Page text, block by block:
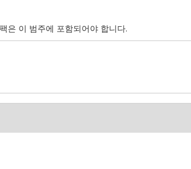
은 이 범주에 포함되어야 합니다.